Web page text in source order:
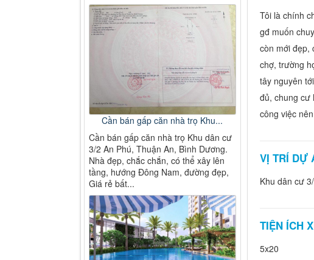
Tôi là chính
gđ muốn
còn mới đẹp,
chợ, trường
tây nguyên
đủ, chung cư
công việc
VỊ TRÍ DỰ
Khu dân cư
TIỆN ÍCH
5x20
Cần bán gấp căn nhà trọ Khu...
Cần bán gấp căn nhà trọ Khu dân cư
3/2 An Phú, Thuận An, Bình Dương.
Nhà đẹp, chắc chắn, có thể xây lên
tầng, hướng Đông Nam, đường đẹp,
Giá rẻ bất...